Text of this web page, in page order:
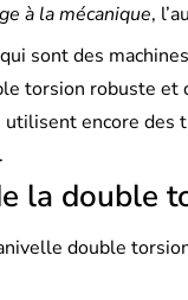
à la mécanique,
sont des
torsion robuste et
utilisent encore
la double
double